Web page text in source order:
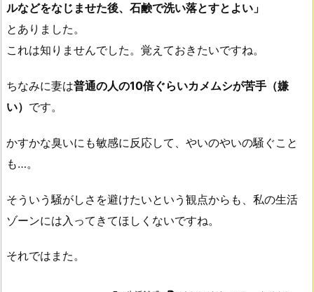
ルなどをなじませた後、石鹸で洗い落とすとよい」
とありました。
これは知りませんでした。覚えておきたいですね。
ちなみに妻は普通の人の10倍ぐらいカメムシが苦手（嫌
い） です。
かすかな臭いにも敏感に反応して、やいのやいの騒ぐこと
も…。
そういう騒がしさを避けたいという観点からも、私の生活
ゾーンには入ってきてほしくないですね。
それではまた。